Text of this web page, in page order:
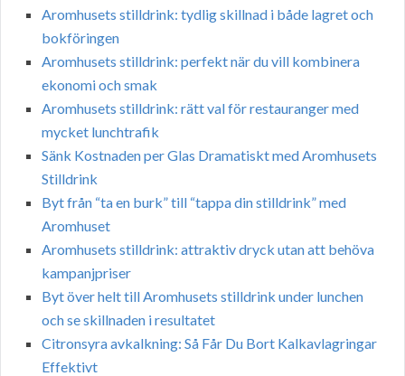
Aromhusets stilldrink: tydlig skillnad i både lagret och
bokföringen
Aromhusets stilldrink: perfekt när du vill kombinera
ekonomi och smak
Aromhusets stilldrink: rätt val för restauranger med
mycket lunchtrafik
Sänk Kostnaden per Glas Dramatiskt med Aromhusets
Stilldrink
Byt från “ta en burk” till “tappa din stilldrink” med
Aromhuset
Aromhusets stilldrink: attraktiv dryck utan att behöva
kampanjpriser
Byt över helt till Aromhusets stilldrink under lunchen
och se skillnaden i resultatet
Citronsyra avkalkning: Så Får Du Bort Kalkavlagringar
Effektivt